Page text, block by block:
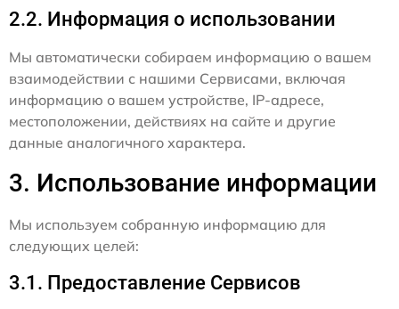
2.2. Информация о использовании
Мы автоматически собираем информацию о вашем
взаимодействии с нашими Сервисами, включая
информацию о вашем устройстве, IP-адресе,
местоположении, действиях на сайте и другие
данные аналогичного характера.
3. Использование информации
Мы используем собранную информацию для
следующих целей:
3.1. Предоставление Сервисов